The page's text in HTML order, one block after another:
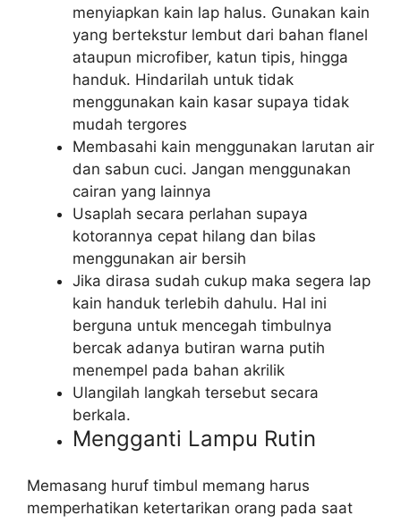
menyiapkan kain lap halus. Gunakan kain
yang bertekstur lembut dari bahan flanel
ataupun microfiber, katun tipis, hingga
handuk. Hindarilah untuk tidak
menggunakan kain kasar supaya tidak
mudah tergores
Membasahi kain menggunakan larutan air
dan sabun cuci. Jangan menggunakan
cairan yang lainnya
Usaplah secara perlahan supaya
kotorannya cepat hilang dan bilas
menggunakan air bersih
Jika dirasa sudah cukup maka segera lap
kain handuk terlebih dahulu. Hal ini
berguna untuk mencegah timbulnya
bercak adanya butiran warna putih
menempel pada bahan akrilik
Ulangilah langkah tersebut secara
berkala.
Mengganti Lampu Rutin
Memasang huruf timbul memang harus
memperhatikan ketertarikan orang pada saat